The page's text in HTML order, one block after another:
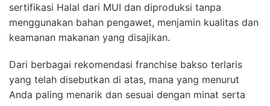
sertifikasi Halal dari MUI dan diproduksi tanpa
menggunakan bahan pengawet, menjamin kualitas dan
keamanan makanan yang disajikan.
Dari berbagai rekomendasi franchise bakso terlaris
yang telah disebutkan di atas, mana yang menurut
Anda paling menarik dan sesuai dengan minat serta